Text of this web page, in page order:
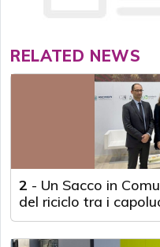
RELATED NEWS
2 - Un Sacco in
del riciclo tra i